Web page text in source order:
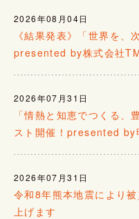
2026年08月04日
《結果発表》「世界を
presented by株式会社
2026年07月31日
「情熱と知恵でつくる、
スト開催！presented by
2026年07月31日
令和8年熊本地震により
上げます